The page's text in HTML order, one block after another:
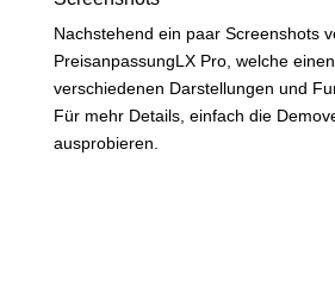
Nachstehend ein paar Screenshots
PreisanpassungLX Pro, welche
verschiedenen Darstellungen und
Für mehr Details, einfach die
ausprobieren.